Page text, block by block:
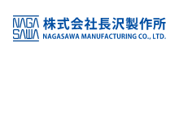
KSS加盟店・取扱店情報
店舗一覧